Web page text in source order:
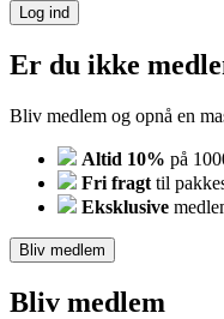
Log ind
Er du ikke
Bliv medlem og opnå en
Altid 10% på
Fri fragt til
Eksklusive
Bliv medlem
Bliv medlem